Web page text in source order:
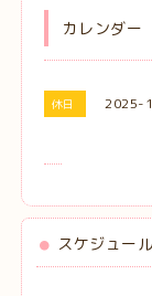
カレンダー
休日 2025-
スケジュール